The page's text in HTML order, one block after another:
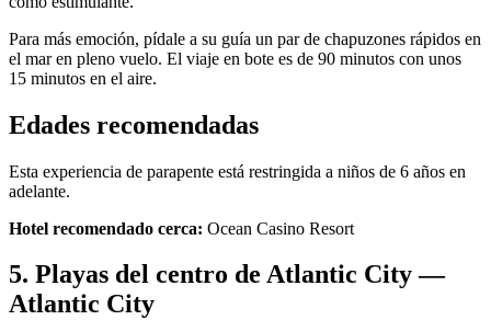
Para más emoción, pídale a su guía un par de chapuzones rápidos en
el mar en pleno vuelo. El viaje en bote es de 90 minutos con unos
15 minutos en el aire.
Edades recomendadas
Esta experiencia de parapente está restringida a niños de 6 años en
adelante.
Hotel recomendado cerca: Ocean Casino Resort
5. Playas del centro de Atlantic City —
Atlantic City